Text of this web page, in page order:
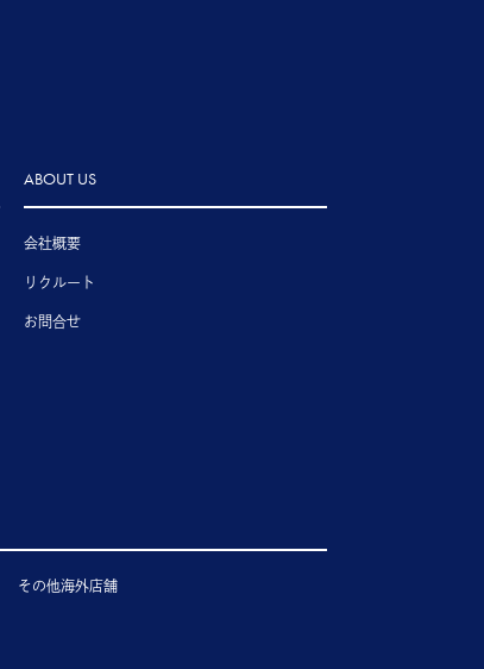
ABOUT US
会社概要
リクルート
お問合せ
その他海外店舗